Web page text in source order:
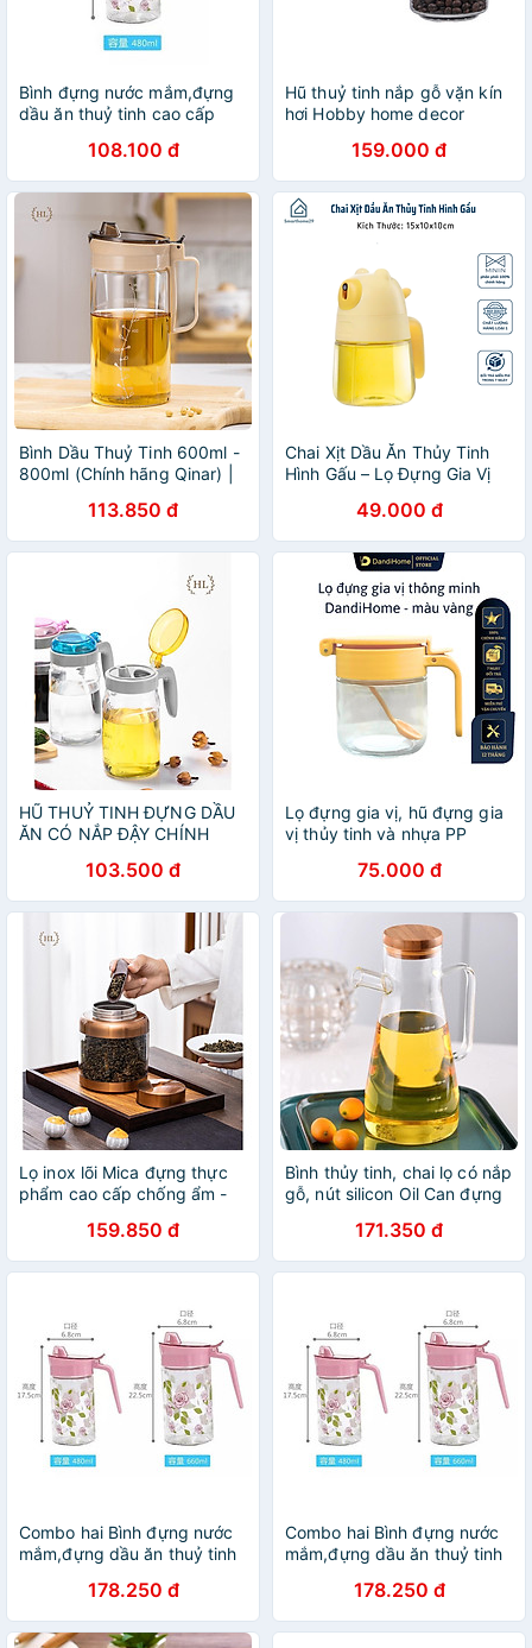
Bình đựng nước mắm,đựng
dầu ăn thuỷ tinh cao cấp
108.100 đ
Hũ thuỷ tinh nắp gỗ vặn kín
hơi Hobby home decor
159.000 đ
Bình Dầu Thuỷ Tinh 600ml -
800ml (Chính hãng Qinar) |
RÓT DẦU ĂN - GIA VỊ -
NƯỚC CHẤM TIỆN DỤNG
113.850 đ
Chai Xịt Dầu Ăn Thủy Tinh
Hình Gấu – Lọ Đựng Gia Vị
CHÍNH HÃNG MINIIN
49.000 đ
HŨ THUỶ TINH ĐỰNG DẦU
ĂN CÓ NẮP ĐẬY CHÍNH
MẮM NẮP CHỤP | BÌNH
THỦY TINH ĐỰNG DẦU
CHỊU NHIỆT
103.500 đ
Lọ đựng gia vị, hũ đựng gia
vị thủy tinh và nhựa PP
đẹp, tiện lợi75.000 đ
Lọ inox lõi Mica đựng thực
phẩm cao cấp chống ẩm -
INOX | LỌ CHÈ INOX THÂN
ACRYLIC SIZE TO
159.850 đ
Bình thủy tinh, chai lọ có nắp
gỗ, nút silicon Oil Can đựng
nước mắm - VD55
171.350 đ
Combo hai Bình đựng nước
mắm,đựng dầu ăn thuỷ tinh
660ml, 480ml178.250 đ
Combo hai Bình đựng nước
mắm,đựng dầu ăn thuỷ tinh
660ml, 480ml178.250 đ